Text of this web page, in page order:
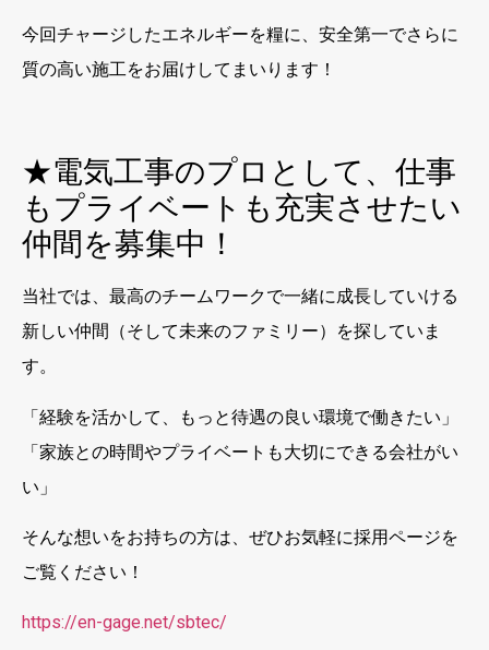
今回チャージしたエネルギーを糧に、安全第一でさらに
質の高い施工をお届けしてまいります！
★電気工事のプロとして、仕事
もプライベートも充実させたい
仲間を募集中！
当社では、最高のチームワークで一緒に成長していける
新しい仲間（そして未来のファミリー）を探していま
す。
「経験を活かして、もっと待遇の良い環境で働きたい」
「家族との時間やプライベートも大切にできる会社がい
い」
そんな想いをお持ちの方は、ぜひお気軽に採用ページを
ご覧ください！
https://en-gage.net/sbtec/